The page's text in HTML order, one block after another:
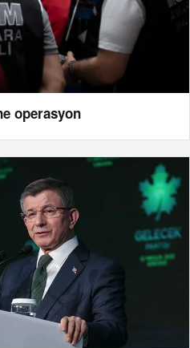
operasyon